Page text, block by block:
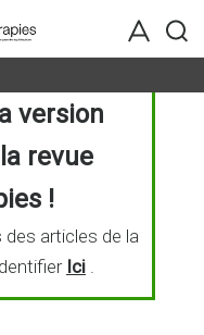
version
revue
!
articles de la
Ici.